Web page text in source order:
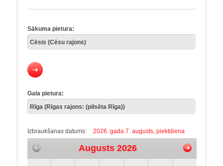
Sākuma pietura:
Gala pietura:
Izbraukšanas datums: 2026. gada 7. augusts, piektdiena
Augusts 2026